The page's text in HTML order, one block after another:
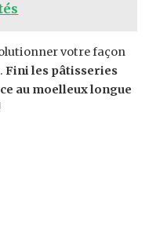
votre façon
Fini les pâtisseries
au moelleux longue